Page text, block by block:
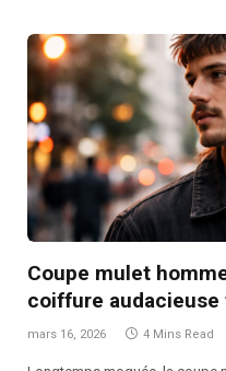
Coupe mulet
coiffure
mars 16, 2026 4 Mins Read